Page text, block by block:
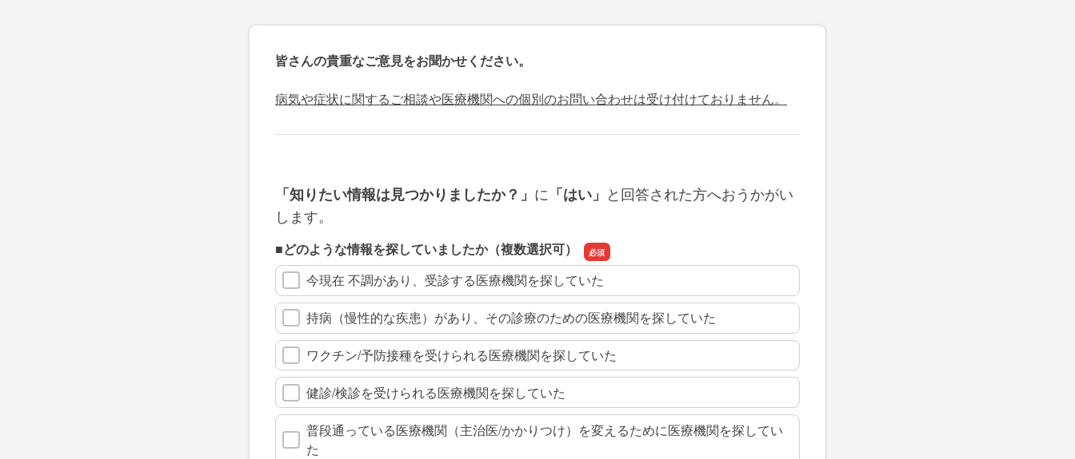
皆さんの貴重なご意見をお聞かせください。
病気や症状に関するご相談や医療機関への個別のお問い合わせは受け付けておりません。
「知りたい情報は見つかりましたか？」 に 「はい」 と回答された方へおうかがい
します。
■どのような情報を探していましたか（複数選択可）
今現在 不調があり、受診する医療機関を探していた
持病（慢性的な疾患）があり、その診療のための医療機関を探していた
ワクチン/予防接種を受けられる医療機関を探していた
健診/検診を受けられる医療機関を探していた
普段通っている医療機関（主治医/かかりつけ）を変えるために医療機関を探してい
た